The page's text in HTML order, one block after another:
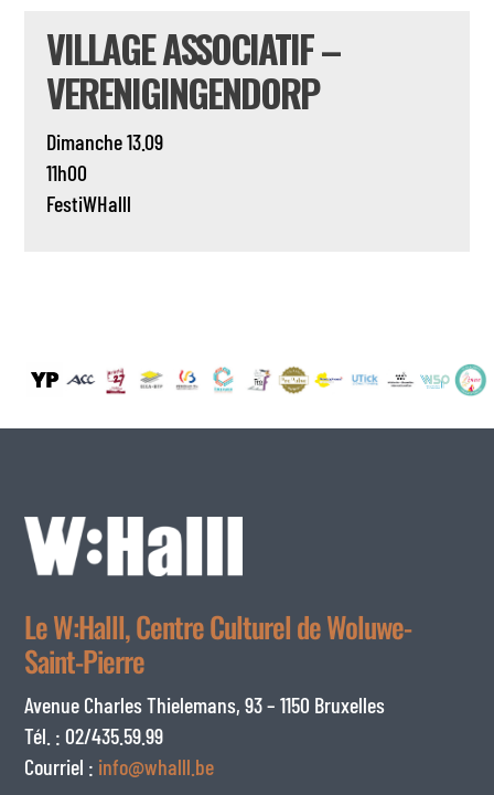
VILLAGE ASSOCIATIF –
VERENIGINGENDORP
Dimanche 13.09
11h00
FestiWHalll
Le W:Halll, Centre Culturel de Woluwe-
Saint-Pierre
Avenue Charles Thielemans, 93 – 1150 Bruxelles
Tél. : 02/435.59.99
Courriel : info@whalll.be